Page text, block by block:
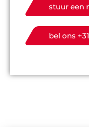
stuur een
bel ons